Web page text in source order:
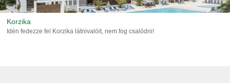
Korzika
Idén fedezze fel Korzika látnivalóit, nem fog csalódni!